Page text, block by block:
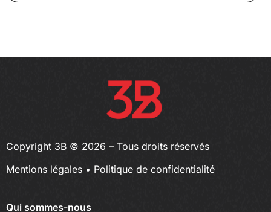
Copyright 3B © 2026 – Tous droits réservés
Mentions légales • Politique de confidentialité
Qui sommes-nous